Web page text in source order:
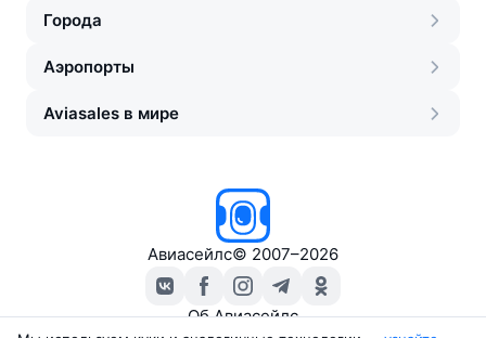
Города
Аэропорты
Aviasales в мире
Авиасейлс© 2007–2026
Об Авиасейлс